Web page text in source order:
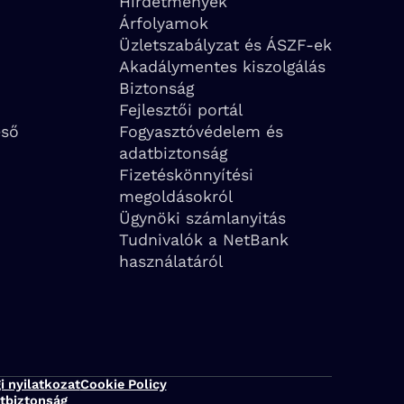
Árfolyamok
Üzletszabályzat és ÁSZF-ek
Akadálymentes kiszolgálás
Biztonság
Fejlesztői portál
Fogyasztóvédelem és
adatbiztonság
Fizetéskönnyítési
megoldásokról
Ügynöki számlanyitás
Tudnivalók a NetBank
használatáról
nyilatkozatCookie Policy